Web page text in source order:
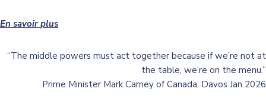
En savoir plus
“The middle powers must act together because if we’re not at
the table, we’re on the menu.”
Prime Minister Mark Carney of Canada, Davos Jan 2026